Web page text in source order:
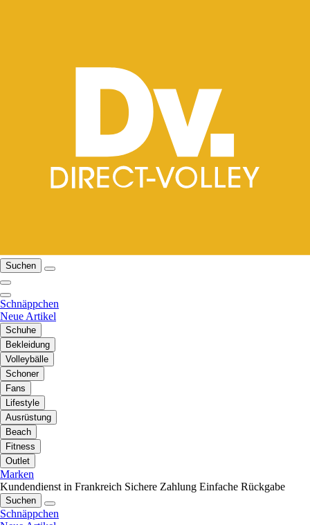
Suchen
Schnäppchen
Neue Artikel
Schuhe
Bekleidung
Volleybälle
Schoner
Fans
Lifestyle
Ausrüstung
Beach
Fitness
Outlet
Marken
Kundendienst in Frankreich Sichere Zahlung Einfache Rückgabe
Suchen
Schnäppchen